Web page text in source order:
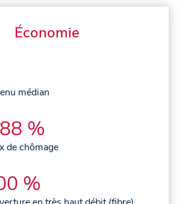
Économie
médian
%
de chômage
%